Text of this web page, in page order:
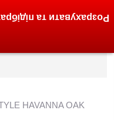
HAVANNA OAK
та підібрати